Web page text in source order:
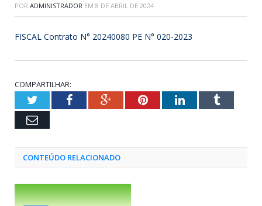
POR ADMINISTRADOR EM 8 DE ABRIL DE 2024
FISCAL Contrato N° 20240080 PE N° 020-2023
COMPARTILHAR:
TwitterFacebookGoogle+PinterestLinkedInTumblr
Email
CONTEÚDO RELACIONADO